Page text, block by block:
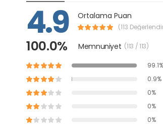
4.9 Ortalama Puan
(113
100.0% Memnuniyet (113 / 113)
99.1%
0.9%
0%
0%
0%